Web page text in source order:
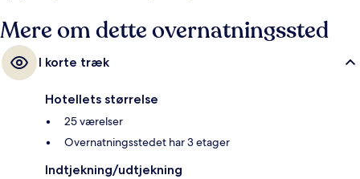
Mere om dette overnatningssted
I korte træk
Hotellets størrelse
25 værelser
Overnatningsstedet har 3 etager
Indtjekning/udtjekning